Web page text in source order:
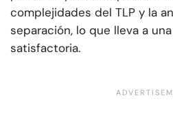
complejidades del TLP y la
separación, lo que lleva a
satisfactoria.